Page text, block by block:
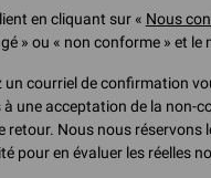
en cliquant sur « Nous
» ou « non conforme » et le
courriel de confirmation
une acceptation de la non-
Nous nous
pour en évaluer les réelles